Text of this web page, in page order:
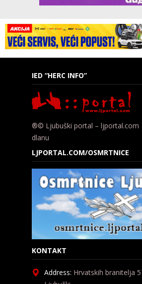
IED “HERC INFO”
®© Ljubuški portal – ljportal.com
dlanu
LJPORTAL.COM/OSMRTNICE
KONTAKT
Address: Hrvatskih branitelja